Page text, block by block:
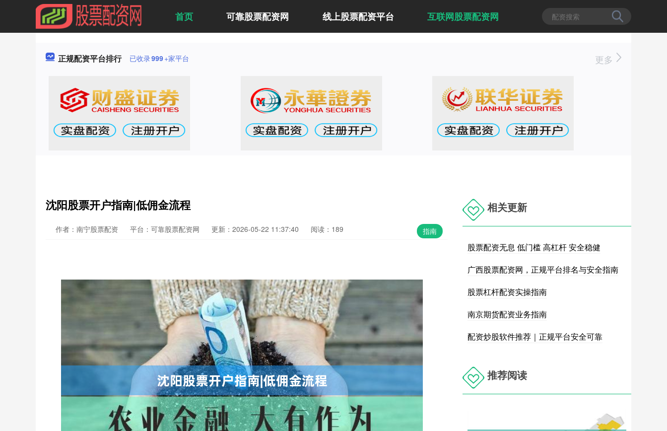
首页 可靠股票配资网 线上股票配资平台 互联网股票配资网
正规配资平台排行 已收录999+家平台 更多
沈阳股票开户指南|低佣金流程
指南
作者：南宁股票配资 平台：可靠股票配资网 更新：2026-05-22 11:37:40 阅读：189
相关更新
股票配资无息 低门槛 高杠杆 安全稳健
广西股票配资网，正规平台排名与安全指南
股票杠杆配资实操指南
南京期货配资业务指南
配资炒股软件推荐｜正规平台安全可靠
推荐阅读